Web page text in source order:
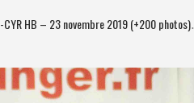
CYR HB – 23 novembre 2019 (+200 photos).